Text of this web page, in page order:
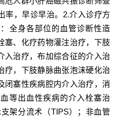
率，早诊早治。2.介入诊疗方
全身各部位的血管诊断性造
塞、化疗药物灌注治疗，下肢
入治疗，布加综合征的介入治
疗，下肢静脉曲张泡沫硬化治
闭塞性疾病腔内介入治疗，消
等出血性疾病的介入栓塞治
架分流术（TIPS）；非血管